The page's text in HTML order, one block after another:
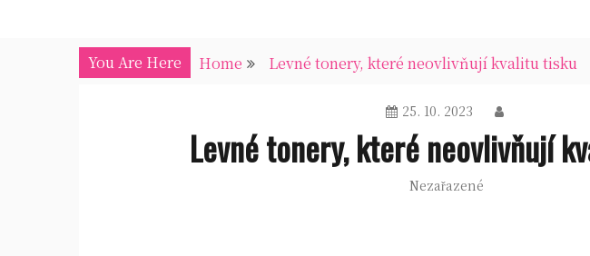
You Are Here Home Levné tonery, které neovlivňují kvalitu tisku
25. 10. 2023
Levné tonery, které neovlivňují
Nezařazené